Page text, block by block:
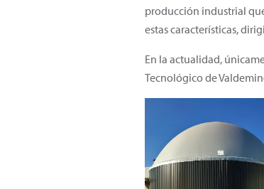
producción industrial
estas características,
En la actualidad,
Tecnológico de